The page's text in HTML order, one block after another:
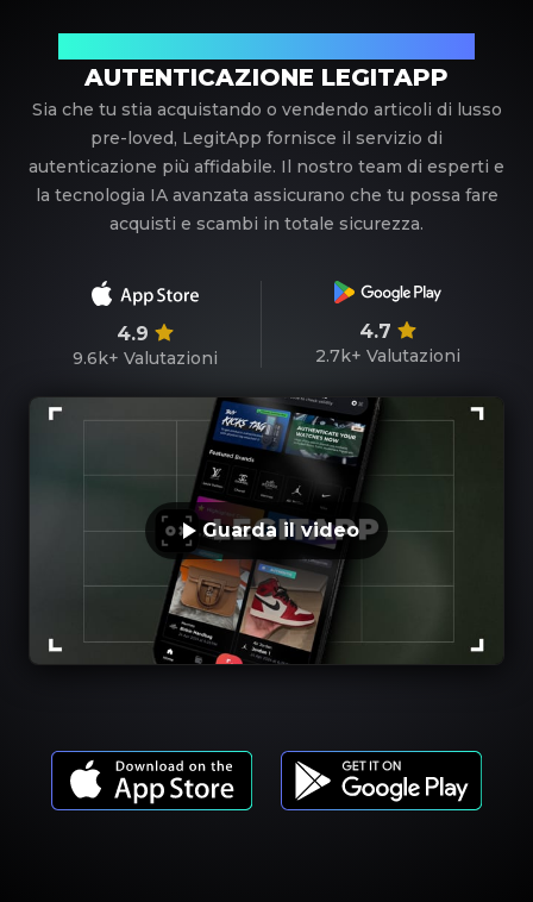
AUTENTICAZIONE LEGITAPP
Sia che tu stia acquistando o vendendo articoli di lusso
pre-loved, LegitApp fornisce il servizio di
autenticazione più affidabile. Il nostro team di esperti e
la tecnologia IA avanzata assicurano che tu possa fare
acquisti e scambi in totale sicurezza.
4.9
9.6k+ Valutazioni
4.7
2.7k+ Valutazioni
Guarda il video